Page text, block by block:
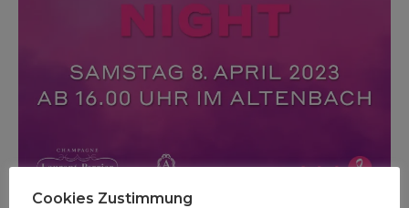
Cookies Zustimmung